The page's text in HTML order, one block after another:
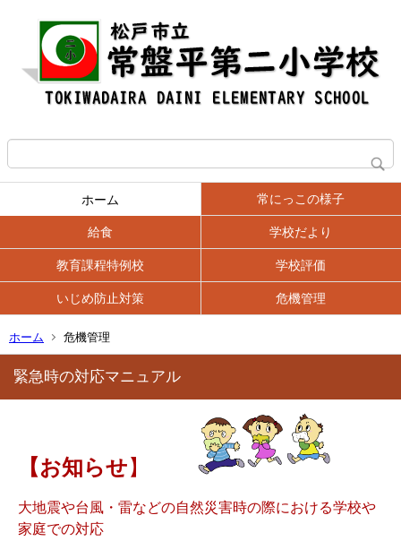
ホーム 常にっこの様子
給食 学校だより
教育課程特例校 学校評価
いじめ防止対策 危機管理
ホーム 危機管理
緊急時の対応マニュアル
【お知らせ】
大地震や台風・雷などの自然災害時の際における学校や
家庭での対応